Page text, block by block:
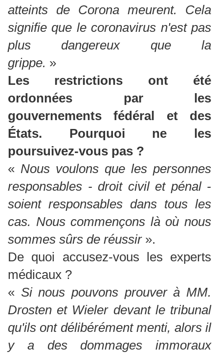
atteints de Corona meurent. Cela
signifie que le coronavirus n'est pas
plus dangereux que la
grippe. »
Les restrictions ont été
ordonnées par les
gouvernements fédéral et des
États. Pourquoi ne les
poursuivez-vous pas ?
« Nous voulons que les personnes
responsables - droit civil et pénal -
soient responsables dans tous les
cas. Nous commençons là où nous
sommes sûrs de réussir ».
De quoi accusez-vous les experts
médicaux ?
« Si nous pouvons prouver à MM.
Drosten et Wieler devant le tribunal
qu'ils ont délibérément menti, alors il
y a des dommages immoraux